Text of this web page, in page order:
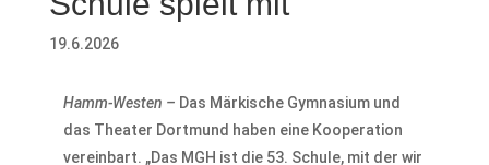
19.6.2026
Hamm-Westen – Das Märkische Gymnasium und
das Theater Dortmund haben eine Kooperation
vereinbart. „Das MGH ist die 53. Schule, mit der wir